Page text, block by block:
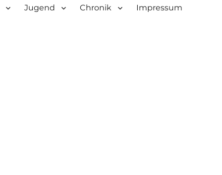
Jugend Chronik Impressum